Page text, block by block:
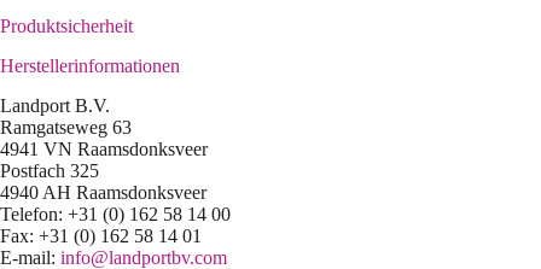
Produktsicherheit
Herstellerinformationen
Landport B.V.
Ramgatseweg 63
4941 VN Raamsdonksveer
Postfach 325
4940 AH Raamsdonksveer
Telefon: +31 (0) 162 58 14 00
Fax: +31 (0) 162 58 14 01
E-mail: info@landportbv.com